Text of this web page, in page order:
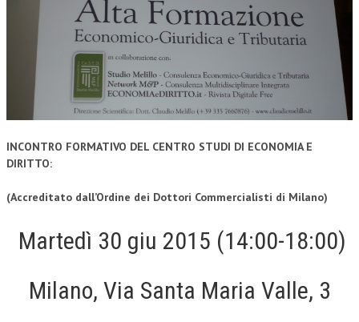
CORSI CE.S.E.D.
ARCHIVIO CORSI 2015
DIVENTA SOCIO
BROCHURE CE.S.E.D.
LA RIVISTA
COMITATO EDITORIALE
PEER REVIEW
INCONTRO FORMATIVO DEL CENTRO STUDI DI ECONOMIA E
DIRITTO:
(Accreditato dall’Ordine dei Dottori Commercialisti di Milano)
Martedì 30 giu 2015 (14:00-18:00)
Milano, Via Santa Maria Valle, 3